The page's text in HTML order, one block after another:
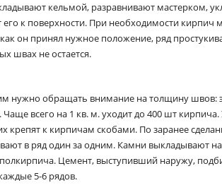
кельмой, разравнивают мастерком,
к поверхности. При необходимости кирпич
он принял нужное положение, ряд
швах не остается.
нужно обращать внимание на толщину швов:
Чаще всего на 1 кв. м. уходит до 400 шт
крепят к кирпичам скобами. По заранее
в ряд один за одним. Камни выкладывают
полкирпича. Цемент, выступивший наружу,
5-6 рядов.